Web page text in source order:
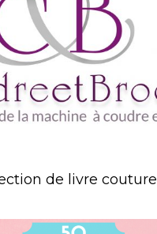
de livre couture